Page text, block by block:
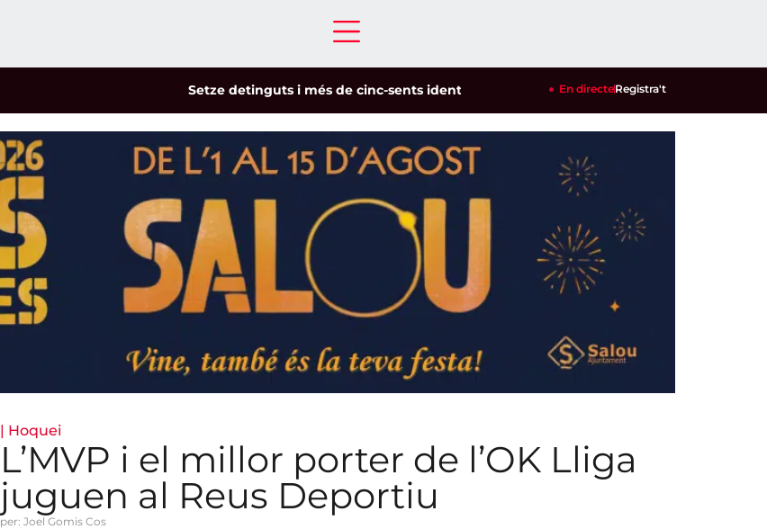
Setze detinguts i més de cinc-sents identificats en un dispositiu policial contra la
En directeRegistra't
| Hoquei
L’MVP i el millor porter de l’OK Lliga
juguen al Reus Deportiu
per: Joel Gomis Cos